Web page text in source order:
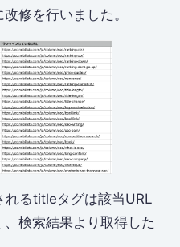
修を行いました。
れるtitleタグは該当URL
検索結果より取得した